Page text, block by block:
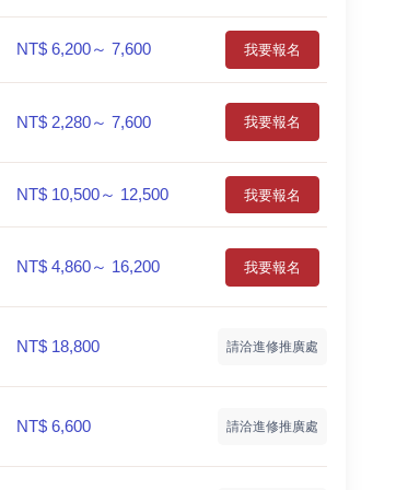
NT$ 6,200～ 7,600 我要報名
NT$ 2,280～ 7,600 我要報名
NT$ 10,500～ 12,500 我要報名
NT$ 4,860～ 16,200 我要報名
NT$ 18,800 請洽進修推廣處
NT$ 6,600 請洽進修推廣處